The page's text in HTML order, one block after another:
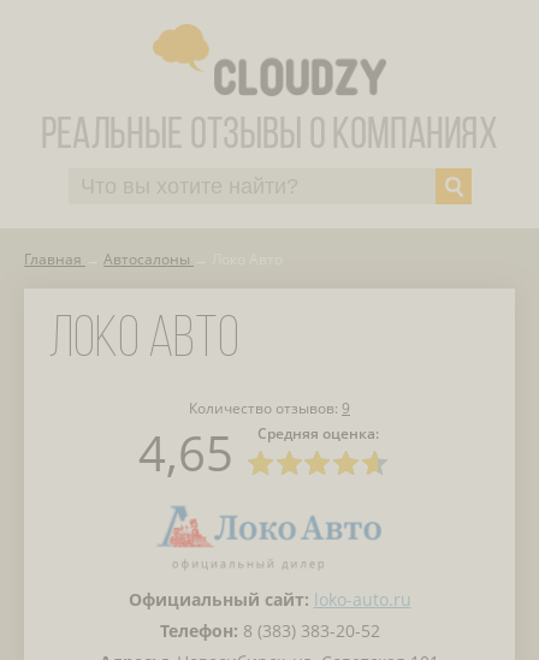
Главная Автосалоны
ЛОКО АВТО
Количество отзывов: 9
Средняя оценка:
4,65
Официальный сайт: loko-auto.ru
Телефон: 8 (383) 383-20-52